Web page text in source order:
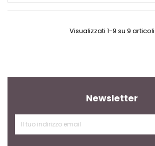
Visualizzati 1-9 su 9 articoli
Newsletter